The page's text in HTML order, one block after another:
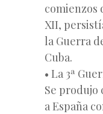
comienzos
XII,
la Guerra
Cuba.
• La 3ª
Se produjo
a España